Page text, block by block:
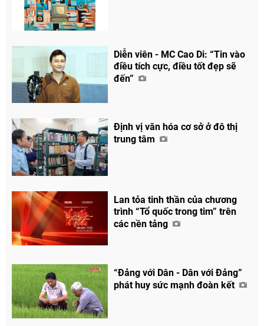
Diễn viên - MC Cao Di: “Tin vào
điều tích cực, điều tốt đẹp sẽ
đến”
Định vị văn hóa cơ sở ở đô thị
trung tâm
Lan tỏa tinh thần của chương
trình “Tổ quốc trong tim” trên
các nền tảng
“Đảng với Dân - Dân với Đảng”
phát huy sức mạnh đoàn kết